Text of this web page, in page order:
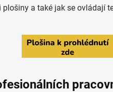
plošiny a také jak se ovládají